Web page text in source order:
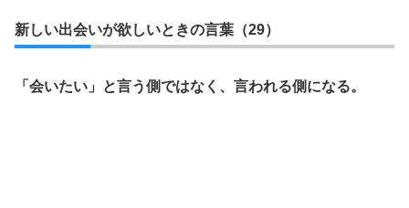
新しい出会いが欲しいときの言葉（29）
「会いたい」と言う側ではなく、言われる側になる。